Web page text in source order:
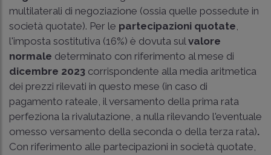
multilaterali di negoziazione (ossia quelle possedute in
società quotate). Per le partecipazioni quotate,
l'imposta sostitutiva (16%) è dovuta sulvalore
normale determinato con riferimento al mese di
dicembre 2023 corrispondente alla media aritmetica
dei prezzi rilevati in questo mese (in caso di
pagamento rateale, il versamento della prima rata
perfeziona la rivalutazione, a nulla rilevando l'eventuale
omesso versamento della seconda o della terza rata).
Con riferimento alle partecipazioni in società quotate,